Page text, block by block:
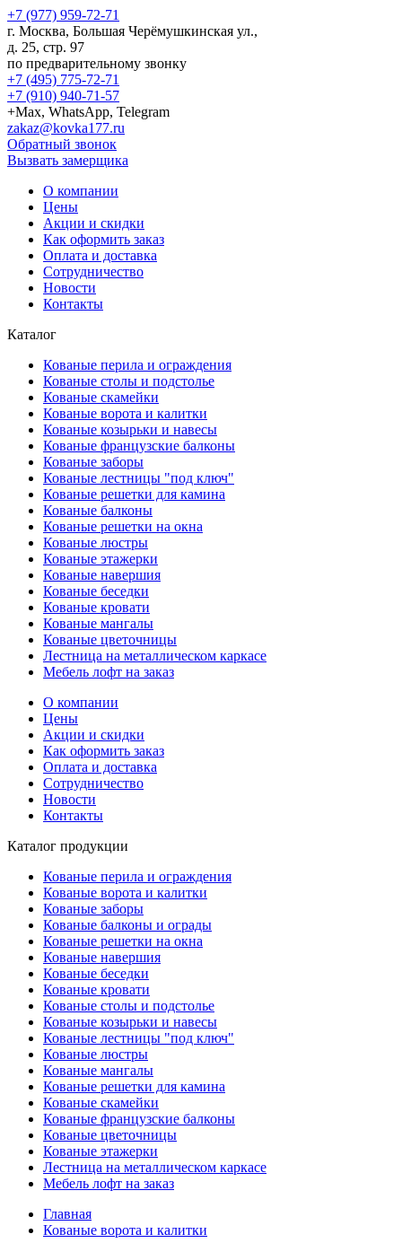
+7 (977) 959-72-71
г. Москва, Большая Черёмушкинская ул.,
д. 25, стр. 97
по предварительному звонку
+7 (495) 775-72-71
+7 (910) 940-71-57
+Max, WhatsApp, Telegram
zakaz@kovka177.ru
Обратный звонок
Вызвать замерщика
О компании
Цены
Акции и скидки
Как оформить заказ
Оплата и доставка
Сотрудничество
Новости
Контакты
Каталог
Кованые перила и ограждения
Кованые столы и подстолье
Кованые скамейки
Кованые ворота и калитки
Кованые козырьки и навесы
Кованые французские балконы
Кованые заборы
Кованые лестницы "под ключ"
Кованые решетки для камина
Кованые балконы
Кованые решетки на окна
Кованые люстры
Кованые этажерки
Кованые навершия
Кованые беседки
Кованые кровати
Кованые мангалы
Кованые цветочницы
Лестница на металлическом каркасе
Мебель лофт на заказ
О компании
Цены
Акции и скидки
Как оформить заказ
Оплата и доставка
Сотрудничество
Новости
Контакты
Каталог продукции
Кованые перила и ограждения
Кованые ворота и калитки
Кованые заборы
Кованые балконы и ограды
Кованые решетки на окна
Кованые навершия
Кованые беседки
Кованые кровати
Кованые столы и подстолье
Кованые козырьки и навесы
Кованые лестницы "под ключ"
Кованые люстры
Кованые мангалы
Кованые решетки для камина
Кованые скамейки
Кованые французские балконы
Кованые цветочницы
Кованые этажерки
Лестница на металлическом каркасе
Мебель лофт на заказ
Главная
Кованые ворота и калитки